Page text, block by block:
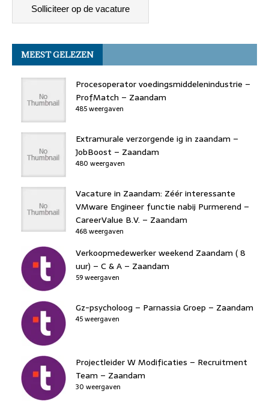
c
e
b
o
o
k
k
e
dI
n
st
o
d
o
n
re
a
d
s
s
A
p
p
MEEST GELEZEN
Procesoperator voedingsmiddelenindustrie –
ProfMatch – Zaandam
485 weergaven
Extramurale verzorgende ig in zaandam –
JobBoost – Zaandam
480 weergaven
Vacature in Zaandam: Zéér interessante
VMware Engineer functie nabij Purmerend –
CareerValue B.V. – Zaandam
468 weergaven
Verkoopmedewerker weekend Zaandam ( 8
uur) – C & A – Zaandam
59 weergaven
Gz-psycholoog – Parnassia Groep – Zaandam
45 weergaven
Projectleider W Modificaties – Recruitment
Team – Zaandam
30 weergaven